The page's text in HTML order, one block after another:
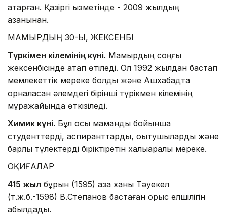
атқарған. Қазіргі қызметінде - 2009 жылдың
қазанынан.
МАМЫРДЫҢ 30-Ы, ЖЕКСЕНБІ
Түркімен кілемінің күні. Мамырдың соңғы
жексенбісінде атап өтіледі. Ол 1992 жылдан бастап
мемлекеттік мереке болды және Ашхабадта
орналасқан әлемдегі бірінші түрікмен кілемінің
мұражайында өткізіледі.
Химик күні. Бұл осы мамандық бойынша
студенттерді, аспиранттарды, оқытушыларды және
барлық түлектерді біріктіретін халықаралық мереке.
ОҚИҒАЛАР
415 жыл бұрын (1595) қазақ ханы Тәуекел
(т.ж.б.-1598) В.Степанов бастаған орыс елшілігін
қабылдады.